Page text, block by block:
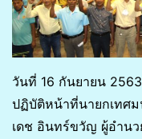
วันที่ 16 กันยายน
ปฏิบัติหน้าที่นายกเทศ
เดช อินทร์ขวัญ ผู้อำน